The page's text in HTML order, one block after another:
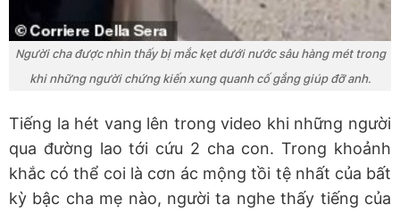
Người cha được nhìn thấy bị mắc kẹt dưới nước sâu hàng mét trong
khi những người chứng kiến xung quanh cố gắng giúp đỡ anh.
Tiếng la hét vang lên trong video khi những người
qua đường lao tới cứu 2 cha con. Trong khoảnh
khắc có thể coi là cơn ác mộng tồi tệ nhất của bất
kỳ bậc cha mẹ nào, người ta nghe thấy tiếng của